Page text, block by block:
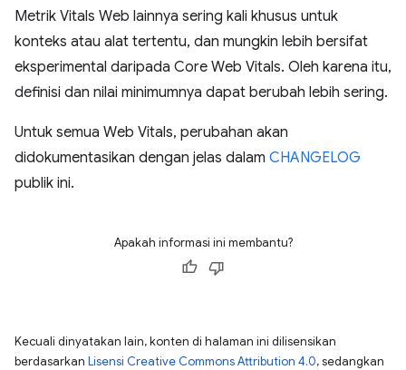
Metrik Vitals Web lainnya sering kali khusus untuk
konteks atau alat tertentu, dan mungkin lebih bersifat
eksperimental daripada Core Web Vitals. Oleh karena itu,
definisi dan nilai minimumnya dapat berubah lebih sering.
Untuk semua Web Vitals, perubahan akan
didokumentasikan dengan jelas dalam CHANGELOG
publik ini.
Apakah informasi ini membantu?
Kecuali dinyatakan lain, konten di halaman ini dilisensikan
berdasarkan Lisensi Creative Commons Attribution 4.0, sedangkan